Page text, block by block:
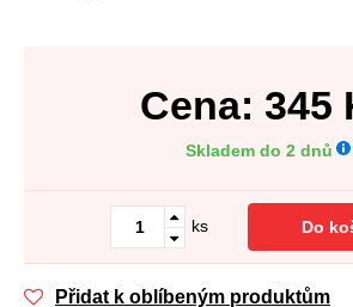
Cena: 345
Skladem do 2 dnů
ks Do
Přidat k oblíbeným produktům